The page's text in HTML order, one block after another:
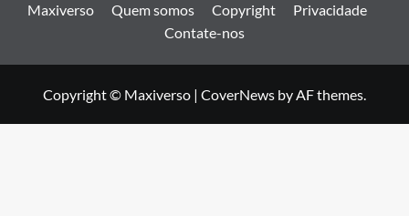
Maxiverso Quem somos Copyright
Privacidade
Contate-nos
Copyright © Maxiverso | CoverNews by AF themes.